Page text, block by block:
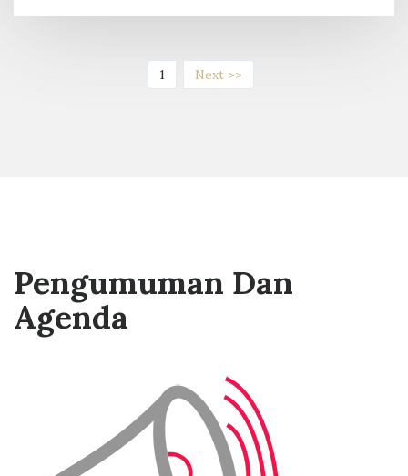
1(current)Next >>
Pengumuman Dan
Agenda